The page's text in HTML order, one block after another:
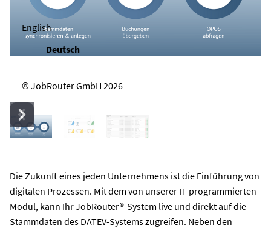
English
Deutsch
© JobRouter GmbH 2026
Die Zukunft eines jeden Unternehmens ist die Einführung von
digitalen Prozessen. Mit dem von unserer IT programmierten
Modul, kann Ihr JobRouter®-System live und direkt auf die
Stammdaten des DATEV-Systems zugreifen. Neben den